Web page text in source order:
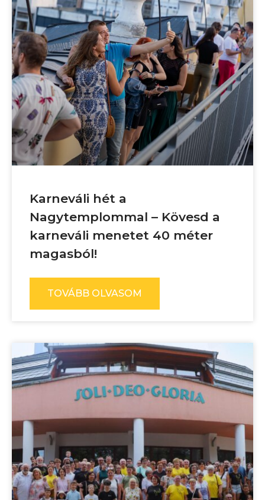
Karneváli hét a
Nagytemplommal – Kövesd a
karneváli menetet 40 méter
magasból!
TOVÁBB OLVASOM